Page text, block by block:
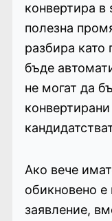
конвертира
полезна
разбира като
бъде
не могат да
Ако вече
обикновено
заявление,